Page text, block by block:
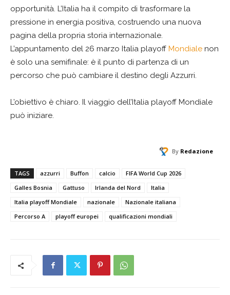
opportunità. L’Italia ha il compito di trasformare la
pressione in energia positiva, costruendo una nuova
pagina della propria storia internazionale.
L’appuntamento del 26 marzo Italia playoff Mondiale non
è solo una semifinale: è il punto di partenza di un
percorso che può cambiare il destino degli Azzurri.
L’obiettivo è chiaro. Il viaggio dell’Italia playoff Mondiale
può iniziare.
By Redazione
TAGS azzurri Buffon calcio
FIFA World Cup 2026
Galles Bosnia
Gattuso Irlanda del Nord
Italia
Italia playoff Mondiale
nazionale
Nazionale italiana
Percorso A
playoff europei qualificazioni mondiali